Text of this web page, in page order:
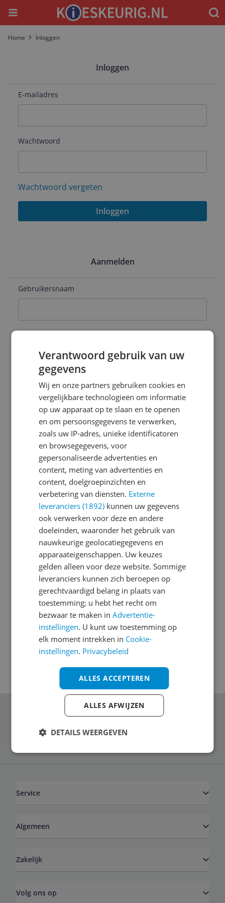
Menu
Home Inloggen
Inloggen
E-mailadres
Wachtwoord
Wachtwoord vergeten
Inloggen
Aanmelden
Gebruikersnaam
Wachtwoord
Je wachtwoord moet minimaal 6 karakters
bevatten
Wachtwoord herhalen
Ik ga akkoord met deAlgemene Voorwaarden
en hetprivacy statementvan Reshift
Ik ontvang graag interessante acties en
aanbiedingen van Kieskeurig.nl en
Digitalvia e-mail
Aanmelden
Schrijf je in voor onze nieuwsbrief
Service
Algemeen
Zakelijk
Volg ons op
Verantwoord gebruik van uw
gegevens
Wij en onze partners gebruiken cookies en
vergelijkbare technologieën om informatie
op uw apparaat op te slaan en te openen
en om persoonsgegevens te verwerken,
zoals uw IP-adres, unieke identificatoren
en browsegegevens, voor
gepersonaliseerde advertenties en
content, meting van advertenties en
content, doelgroepinzichten en
verbetering van diensten. Externe
leveranciers (1892) kunnen uw gegevens
ook verwerken voor deze en andere
doeleinden, waaronder het gebruik van
nauwkeurige geolocatiegegevens en
apparaateigenschappen. Uw keuzes
gelden alleen voor deze website. Sommige
leveranciers kunnen zich beroepen op
gerechtvaardigd belang in plaats van
toestemming; u hebt het recht om
bezwaar te maken inAdvertentie-
instellingen. U kunt uw toestemming op
elk moment intrekken in Cookie-
instellingen. Privacybeleid
ALLES ACCEPTEREN
ALLES AFWIJZEN
DETAILS WEERGEVEN